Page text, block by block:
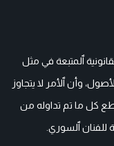
ٱلمتبعة في مثل
وأن ٱلأمر لا يتجاوز
كل ما تم تداوله من
للفنان ٱلسوري.